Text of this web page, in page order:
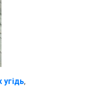
угідь,